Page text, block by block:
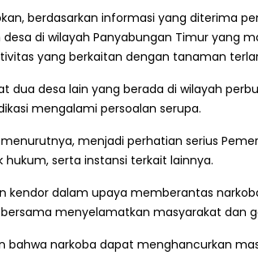
berdasarkan informasi yang diterima
di wilayah Panyabungan Timur yang
yang berkaitan dengan tanaman
dua desa lain yang berada di wilayah
mengalami persoalan serupa.
menjadi perhatian serius
hukum, serta instansi terkait lainnya.
kendor dalam upaya memberantas
menyelamatkan masyarakat dan
bahwa narkoba dapat menghancurkan